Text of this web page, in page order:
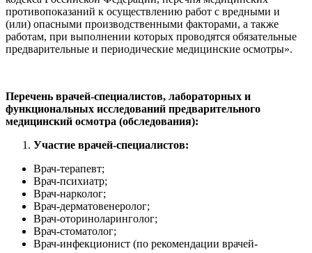
противопоказаний к осуществлению работ с вредными и
(или) опасными производственными факторами, а также
работам, при выполнении которых проводятся обязательные
предварительные и периодические медицинские осмотры».
Перечень врачей-специалистов, лабораторных и
функциональных исследований предварительного
медицинский осмотра (обследования):
Участие врачей-специалистов:
Врач-терапевт;
Врач-психиатр;
Врач-нарколог;
Врач-дерматовенеролог;
Врач-оториноларинголог;
Врач-стоматолог;
Врач-инфекционист (по рекомендации врачей-